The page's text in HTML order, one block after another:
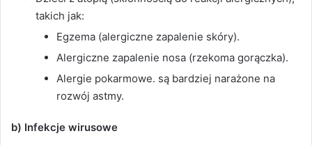
takich jak:
Egzema (alergiczne zapalenie skóry).
Alergiczne zapalenie nosa (rzekoma gorączka).
Alergie pokarmowe. są bardziej narażone na
rozwój astmy.
b) Infekcje wirusowe